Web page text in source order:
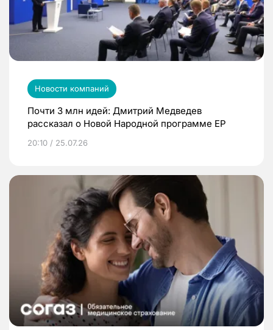
Новости компаний
Почти 3 млн идей: Дмитрий Медведев
рассказал о Новой Народной программе ЕР
20:10 / 25.07.26